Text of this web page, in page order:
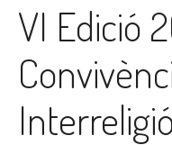
VI Edició